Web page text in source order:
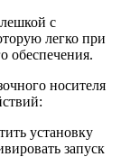
с
легко при
обеспечения.
носителя
установку
запуск